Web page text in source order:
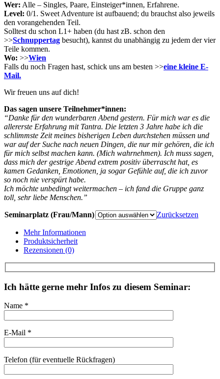
Wer: Alle – Singles, Paare, Einsteiger*innen, Erfahrene.
Level: 0/1. Sweet Adventure ist aufbauend; du brauchst also jeweils
den vorangehenden Teil.
Solltest du schon L1+ haben (du hast zB. schon den
>>Schnuppertag besucht), kannst du unabhängig zu jedem der vier
Teile kommen.
Wo: >>Wien
Falls du noch Fragen hast, schick uns am besten >>eine kleine E-
Mail.
Wir freuen uns auf dich!
Das sagen unsere Teilnehmer*innen:
“Danke für den wunderbaren Abend gestern. Für mich war es die
allererste Erfahrung mit Tantra. Die letzten 3 Jahre habe ich die
schlimmste Zeit meines bisherigen Leben durchstehen müssen und
war auf der Suche nach neuen Dingen, die nur mir gehören, die ich
für mich selbst machen kann. (Mich wahrnehmen). Ich muss sagen,
dass mich der gestrige Abend extrem positiv überrascht hat, es
kamen Gedanken, Emotionen, ja sogar Gefühle auf, die ich zuvor
so noch nie verspürt habe.
Ich möchte unbedingt weitermachen – ich fand die Gruppe ganz
toll, sehr liebe Menschen.”
Seminarplatz (Frau/Mann) Zurücksetzen
Mehr Informationen
Produktsicherheit
Rezensionen (0)
Ich hätte gerne mehr Infos zu diesem Seminar:
Name *
E-Mail *
Telefon (für eventuelle Rückfragen)